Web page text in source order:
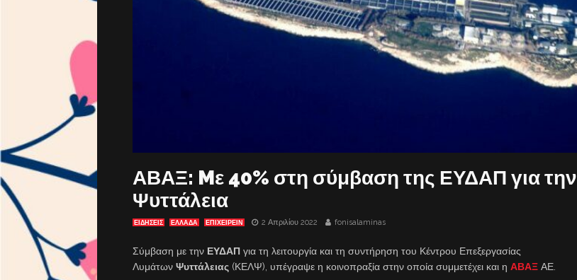
ΑΒΑΞ: Mε 40% στη σύμβαση της ΕΥΔΑΠ για την
Ψυττάλεια
ΕΙΔΗΣΕΙΣ ΕΛΛΑΔΑ ΕΠΙΧΕΙΡΕΙΝ 2 Απριλίου 2022 fonisalaminas
Σύμβαση με την ΕΥΔΑΠ για τη λειτουργία και τη συντήρηση του Κέντρου Επεξεργασίας
Λυμάτων Ψυττάλειας (ΚΕΛΨ), υπέγραψε η κοινοπραξία στην οποία συμμετέχει και η ΑΒΑΞ ΑΕ.